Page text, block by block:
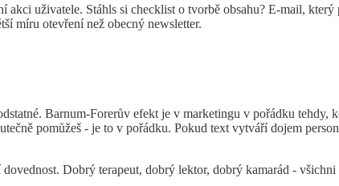
uživatele. Stáhls si checklist o tvorbě obsahu? E-mail,
míru otevření než obecný newsletter.
Barnum-Forerův efekt je v marketingu v pořádku tehdy,
pomůžeš - je to v pořádku. Pokud text vytváří dojem
Dobrý terapeut, dobrý lektor, dobrý kamarád -